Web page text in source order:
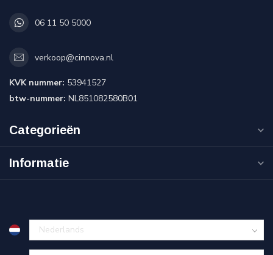
06 11 50 5000
verkoop@cinnova.nl
KVK nummer: 53941527
btw-nummer: NL851082580B01
Categorieën
Informatie